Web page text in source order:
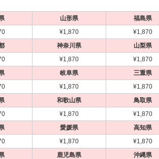
シ
代引不可
木目調
ニューアートフレーム NA-A4-BR A4 ブ
ラウン 屋内用
¥1,267（税込）
カラーバリエーションが魅力の木製ポス
お値
A1 ブ
ポス
内用
よ
代引不可
屋内用
A2（W420×H594）
ALUMIUM SERIES 02 LEAN A2 マット
ブラック 屋内用
（税込）
屋内
ポス
4辺開
ネ
代引不可
屋内用
シェイプ SH-B0-BK B0 ブラック 屋内用
¥7,854（税込）
スマートな形状が作品を引き立てます！
屋内
ポス
伝統
シ
代引不可
屋内用
B1用(728×1030mm)
ポスターグリップ PG-20S B1 ツヤ有ブラ
ック 屋内用 角型
（税込）
エコ
内用
内用
！
代引不可
屋内用
カルビアン VQ-B2-SV B2 シルバー
¥1,801（税込）
軽くて安価、安全設計！フラットな形状
のフレーム！
屋内
ポス
4辺開
山形県 福島県
¥1,870 ¥1,870
神奈川県 山梨県
¥1,870 ¥1,870
岐阜県 三重県
¥1,870 ¥1,870
和歌山県 鳥取県
¥1,870 ¥1,870
愛媛県 高知県
¥1,870 ¥1,870
鹿児島県 沖縄県